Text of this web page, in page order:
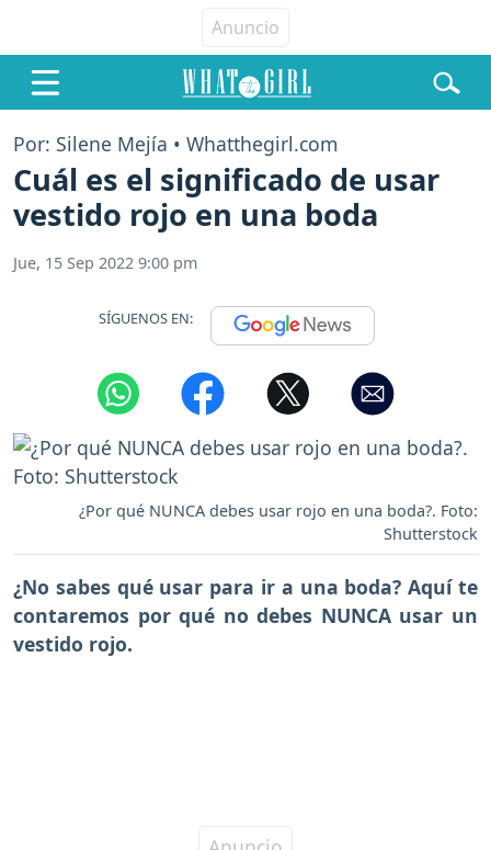
Por: Silene Mejía • Whatthegirl.com
Cuál es el significado de usar
vestido rojo en una boda
Jue, 15 Sep 2022 9:00 pm
SÍGUENOS EN:
¿Por qué NUNCA debes usar rojo en una boda?. Foto:
Shutterstock
¿No sabes qué usar para ir a una boda? Aquí te
contaremos por qué no debes NUNCA usar un
vestido rojo.